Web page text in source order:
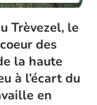
Trèvezel, le
des
la haute
à l’écart du
en